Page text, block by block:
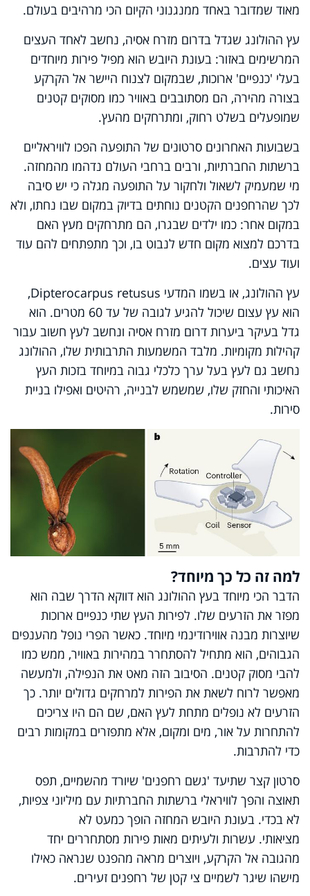
מאוד שמדובר באחד ממנגנוני הקיום הכי מרהיבים בעולם.
עץ ההולונג שגדל בדרום מזרח אסיה, נחשב לאחד העצים
המרשימים באזור: בעונת היובש הוא מפיל פירות מיוחדים
בעלי 'כנפיים' ארוכות, שבמקום לצנוח היישר אל הקרקע
בצורה מהירה, הם מסתובבים באוויר כמו מסוקים קטנים
שמופעלים בשלט רחוק, ומתרחקים מהעץ.
בשבועות האחרונים סרטונים של התופעה הפכו לוויראליים
ברשתות החברתיות, ורבים ברחבי העולם נדהמו מהמחזה.
מי שמעמיק לשאול ולחקור על התופעה מגלה כי יש סיבה
לכך שהרחפנים הקטנים נוחתים בדיוק במקום שבו נחתו, ולא
במקום אחר: כמו ילדים שבגרו, הם מתרחקים מעץ האם
בדרכם למצוא מקום חדש לנבוט בו, וכך מתפתחים להם עוד
ועוד עצים.
עץ ההולונג, או בשמו המדעי Dipterocarpus retusus,
הוא עץ עצום שיכול להגיע לגובה של עד 60 מטרים. הוא
גדל בעיקר ביערות דרום מזרח אסיה ונחשב לעץ חשוב עבור
קהילות מקומיות. מלבד המשמעות התרבותית שלו, ההולונג
נחשב גם לעץ בעל ערך כלכלי גבוה במיוחד בזכות העץ
האיכותי והחזק שלו, שמשמש לבנייה, רהיטים ואפילו בניית
סירות.
למה זה כל כך מיוחד?
הדבר הכי מיוחד בעץ ההולונג הוא דווקא הדרך שבה הוא
מפזר את הזרעים שלו. לפירות העץ שתי כנפיים ארוכות
שיוצרות מבנה אווירודינמי מיוחד. כאשר הפרי נופל מהענפים
הגבוהים, הוא מתחיל להסתחרר במהירות באוויר, ממש כמו
להבי מסוק קטנים. הסיבוב הזה מאט את הנפילה, ולמעשה
מאפשר לרוח לשאת את הפירות למרחקים גדולים יותר. כך
הזרעים לא נופלים מתחת לעץ האם, שם הם היו צריכים
להתחרות על אור, מים ומקום, אלא מתפזרים במקומות רבים
כדי להתרבות.
סרטון קצר שתיעד 'גשם רחפנים' שיורד מהשמיים, תפס
תאוצה והפך לוויראלי ברשתות החברתיות עם מיליוני צפיות,
לא בכדי. בעונת היובש המחזה הופך כמעט לא
מציאותי. עשרות ולעיתים מאות פירות מסתחררים יחד
מהגובה אל הקרקע, ויוצרים מראה מהפנט שנראה כאילו
מישהו שיגר לשמיים צי קטן של רחפנים זעירים.